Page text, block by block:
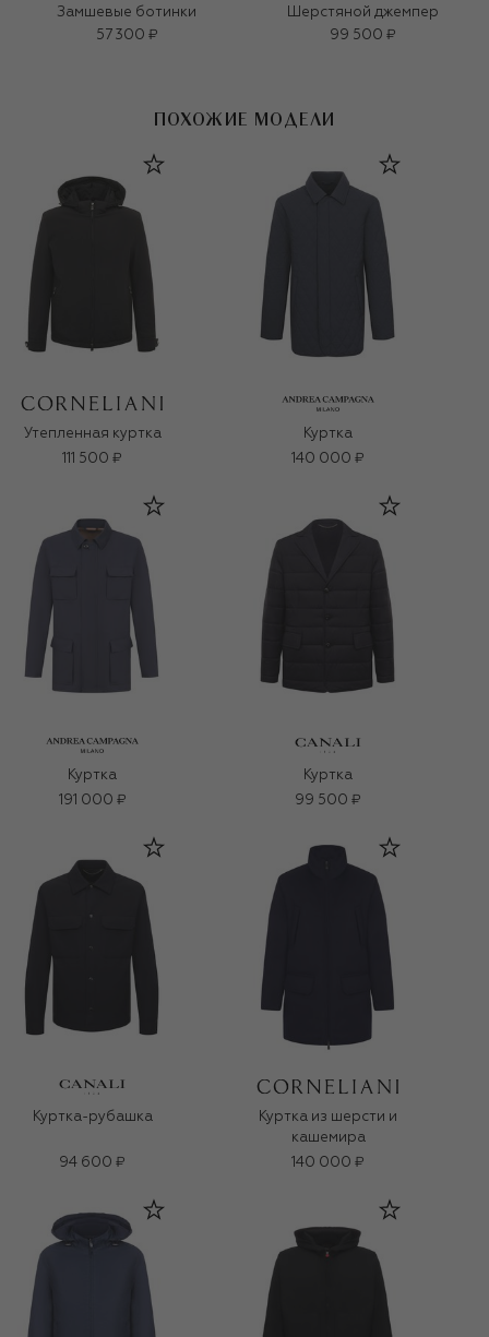
Замшевые ботинки
57 300 ₽
Шерстяной джемпер
99 500 ₽
ПОХОЖИЕ МОДЕЛИ
Утепленная куртка
111 500 ₽
Куртка
140 000 ₽
Куртка
191 000 ₽
Куртка
99 500 ₽
Куртка-рубашка
94 600 ₽
Куртка из шерсти и
кашемира
140 000 ₽